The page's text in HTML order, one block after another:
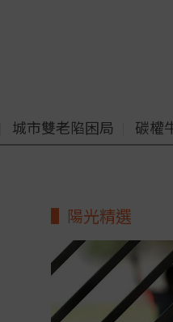
城市雙老陷困局 碳權
陽光精選